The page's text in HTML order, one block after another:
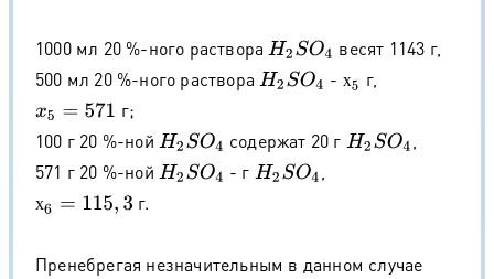
1000 мл 20 %-ного раствора H2SO4
весят 1143 г,
500 мл 20 %-ного раствора H2SO4 - х
х5 г,
x5= 571
г;
100 г 20 %-ной H2SO4 содержат 20 г H2SO4
571 г 20 %-ной H2SO4 - г H2SO4
х
х6 =115,3 г.
Пренебрегая незначительным в данном случае